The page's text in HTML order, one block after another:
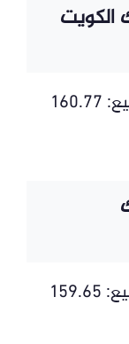
الكويت
سعر الشراء: 154.16 جنيه، وسعر البيع: 160.77
سعر الشراء: 153.88 جنيه، وسعر البيع: 159.65